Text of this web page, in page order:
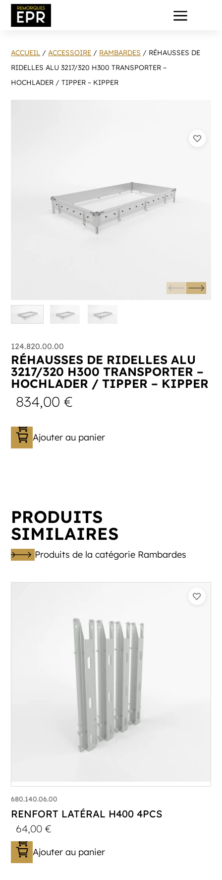
a
ACCUEIL /ACCESSOIRE / RAMBARDES / RÉHAUSSES DE
RIDELLES ALU 3217/320 H300 TRANSPORTER –
HOCHLADER / TIPPER – KIPPER
124.820.00.00
RÉHAUSSES DE RIDELLES ALU
3217/320 H300 TRANSPORTER –
HOCHLADER / TIPPER – KIPPER
834,00€
Ajouter au panier
PRODUITS
SIMILAIRES
Produits de la catégorie Rambardes
680.140.06.00
RENFORT LATÉRAL H400 4PCS
64,00€
Ajouter au panier